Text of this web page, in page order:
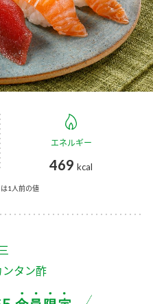
鍋用調味料
中華
おすしの素
ップ
アーカイブ）
エネルギー
469 kcal
1人前の値
ンタン酢